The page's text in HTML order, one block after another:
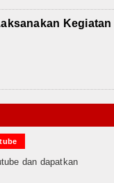
Kegiatan
dan dapatkan